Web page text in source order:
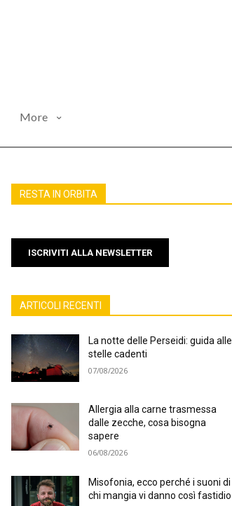
More
RESTA IN ORBITA
ISCRIVITI ALLA NEWSLETTER
ARTICOLI RECENTI
La notte delle Perseidi: guida alle
stelle cadenti
07/08/2026
Allergia alla carne trasmessa
dalle zecche, cosa bisogna
sapere
06/08/2026
Misofonia, ecco perché i suoni di
chi mangia vi danno così fastidio